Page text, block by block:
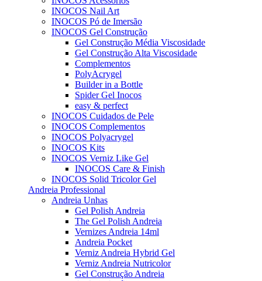
INOCOS Nail Art
INOCOS Pó de Imersão
INOCOS Gel Construção
Gel Construção Média Viscosidade
Gel Construção Alta Viscosidade
Complementos
PolyAcrygel
Builder in a Bottle
Spider Gel Inocos
easy & perfect
INOCOS Cuidados de Pele
INOCOS Complementos
INOCOS Polyacrygel
INOCOS Kits
INOCOS Verniz Like Gel
INOCOS Care & Finish
INOCOS Solid Tricolor Gel
Andreia Professional
Andreia Unhas
Gel Polish Andreia
The Gel Polish Andreia
Vernizes Andreia 14ml
Andreia Pocket
Verniz Andreia Hybrid Gel
Verniz Andreia Nutricolor
Gel Construção Andreia